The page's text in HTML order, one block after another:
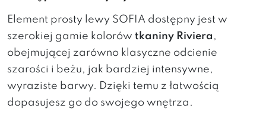
Element prosty lewy SOFIA dostępny jest w
szerokiej gamie kolorów tkaniny Riviera ,
obejmującej zarówno klasyczne odcienie
szarości i beżu, jak bardziej intensywne,
wyraziste barwy. Dzięki temu z łatwością
dopasujesz go do swojego wnętrza.